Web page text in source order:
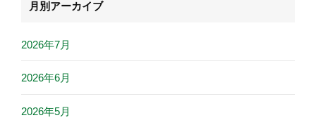
月別アーカイブ
2026年7月
2026年6月
2026年5月